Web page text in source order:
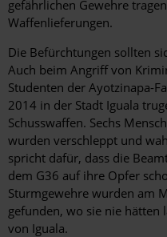
gefährlichen Gewehre
Waffenlieferungen.
Die Befürchtungen sollten
Auch beim Angriff von
Studenten der Ayotzinapa-
2014 in der Stadt Iguala
Schusswaffen. Sechs
wurden verschleppt und
spricht dafür, dass die
dem G36 auf ihre Opfer
Sturmgewehre wurden am
gefunden, wo sie nie
von Iguala.